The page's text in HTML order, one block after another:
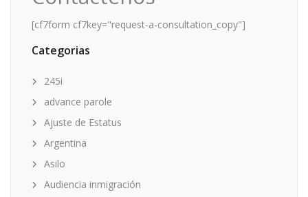
[cf7form cf7key="request-a-consultation_copy"]
Categorias
245i
advance parole
Ajuste de Estatus
Argentina
Asilo
Audiencia inmigración